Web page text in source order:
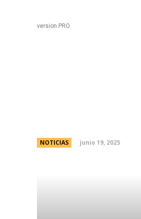
version PRO
NOTICIAS junio 19, 2025